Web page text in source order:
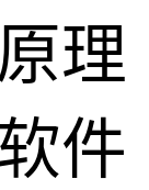
理
件